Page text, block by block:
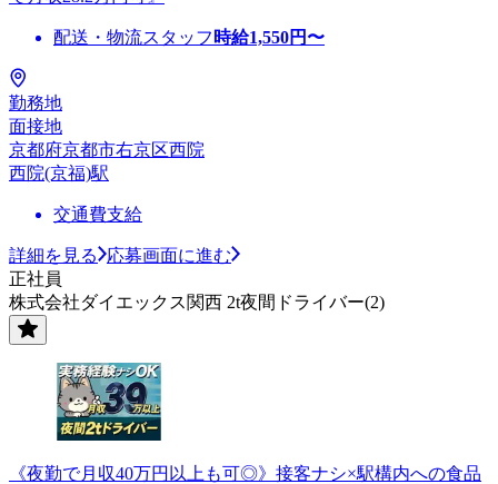
配送・物流スタッフ 時給1,550円〜
勤務地
面接地
京都府京都市右京区西院
西院(京福)駅
交通費支給
詳細を見る
応募画面に進む
正社員
株式会社ダイエックス関西 2t夜間ドライバー(2)
《夜勤で月収40万円以上も可◎》接客ナシ×駅構内への食品